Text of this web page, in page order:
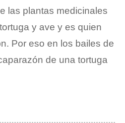
las plantas medicinales
y ave y es quien
Por eso en los bailes de
de una tortuga